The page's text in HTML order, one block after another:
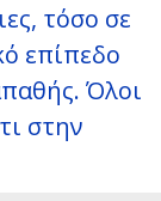
τόσο σε
επίπεδο
Όλοι
στην